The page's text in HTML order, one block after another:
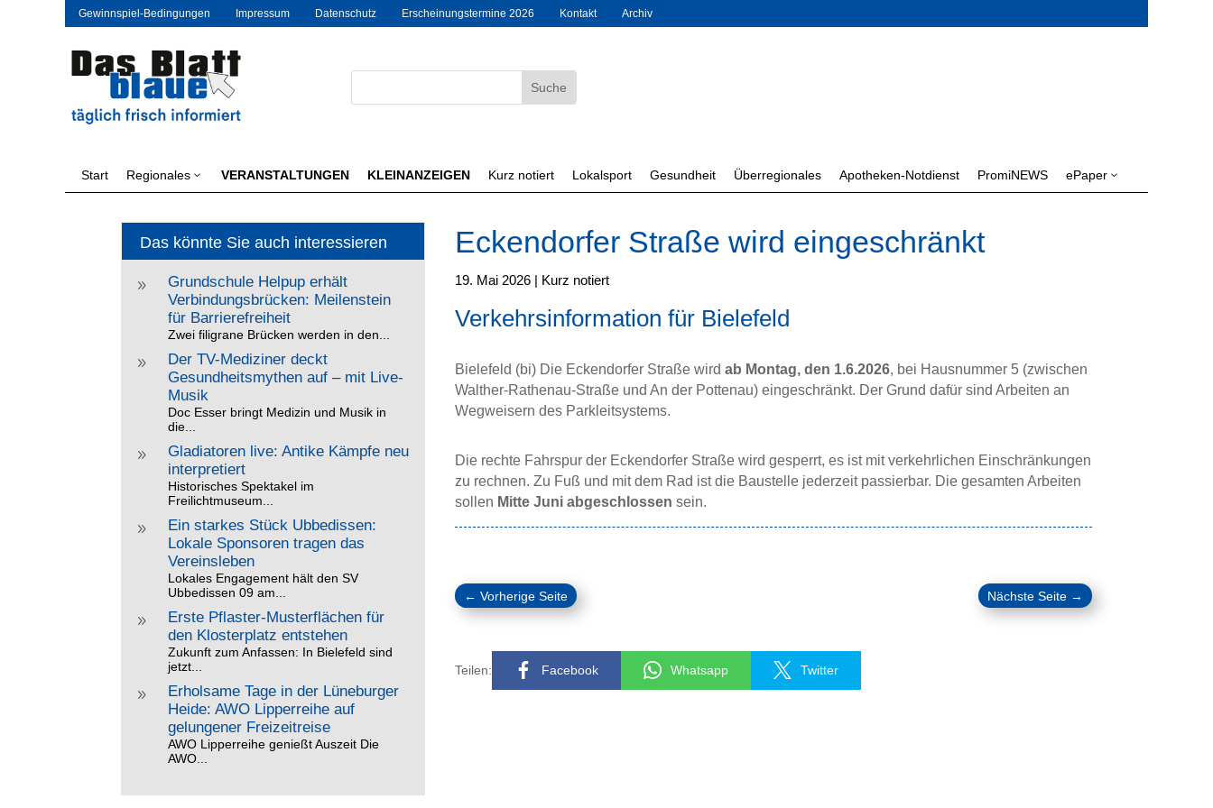
Gewinnspiel-Bedingungen Impressum Datenschutz Erscheinungstermine 2026 Kontakt Archiv
Start Regionales 3 VERANSTALTUNGEN KLEINANZEIGEN Kurz notiert Lokalsport Gesundheit Überregionales Apotheken-Notdienst PromiNEWS ePaper 3
Das könnte Sie auch interessieren
9
Grundschule Helpup erhält
Verbindungsbrücken: Meilenstein
für Barrierefreiheit
Zwei filigrane Brücken werden in den...
9
Der TV-Mediziner deckt
Gesundheitsmythen auf – mit Live-
Musik
Doc Esser bringt Medizin und Musik in
die...
9
Gladiatoren live: Antike Kämpfe neu
interpretiert
Historisches Spektakel im
Freilichtmuseum...
9
Ein starkes Stück Ubbedissen:
Lokale Sponsoren tragen das
Vereinsleben
Lokales Engagement hält den SV
Ubbedissen 09 am...
9
Erste Pflaster-Musterflächen für
den Klosterplatz entstehen
Zukunft zum Anfassen: In Bielefeld sind
jetzt...
9
Erholsame Tage in der Lüneburger
Heide: AWO Lipperreihe auf
gelungener Freizeitreise
AWO Lipperreihe genießt Auszeit Die
AWO...
Eckendorfer Straße wird eingeschränkt
19. Mai 2026| Kurz notiert
Verkehrsinformation für Bielefeld
Bielefeld (bi) Die Eckendorfer Straße wird ab Montag, den 1.6.2026, bei Hausnummer 5 (zwischen
Walther-Rathenau-Straße und An der Pottenau) eingeschränkt. Der Grund dafür sind Arbeiten an
Wegweisern des Parkleitsystems.
Die rechte Fahrspur der Eckendorfer Straße wird gesperrt, es ist mit verkehrlichen Einschränkungen
zu rechnen. Zu Fuß und mit dem Rad ist die Baustelle jederzeit passierbar. Die gesamten Arbeiten
sollen Mitte Juni abgeschlossen sein.
← Vorherige Seite Nächste Seite→
Teilen: Facebook Whatsapp Twitter